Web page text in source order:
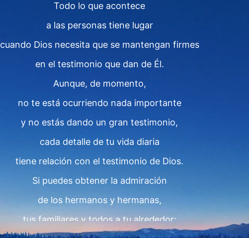
Todo lo que acontece
a las personas tiene lugar
cuando Dios necesita que se mantengan firmes
en el testimonio que dan de Él.
Aunque, de momento,
no te está ocurriendo nada importante
y no estás dando un gran testimonio,
cada detalle de tu vida diaria
tiene relación con el testimonio de Dios.
Si puedes obtener la admiración
de los hermanos y hermanas,
tus familiares y todos a tu alrededor;